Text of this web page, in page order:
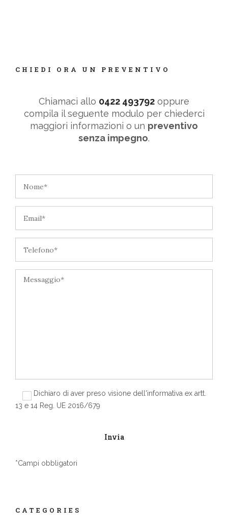
CHIEDI ORA UN PREVENTIVO
Chiamaci allo 0422 493792 oppure
compila il seguente modulo per chiederci
maggiori informazioni o un preventivo
senza impegno.
Dichiaro di aver preso visione dell'informativa ex artt.
13 e 14 Reg. UE 2016/679
*Campi obbligatori
CATEGORIES